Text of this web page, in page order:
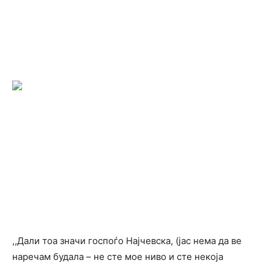
,,Дали тоа значи госпоѓо Најчевска, (јас нема да ве
наречам будала – не сте мое ниво и сте некоја